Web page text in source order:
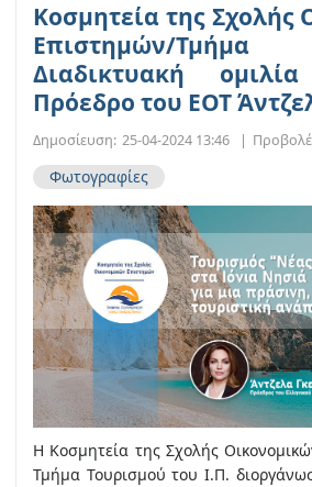
Κοσμητεία της Σχολής
Επιστημών/Τμήμα
Διαδικτυακή
Πρόεδρο του ΕΟΤ
Δημοσίευση: 25-04-2024 13:46 |
Φωτογραφίες
Η Κοσμητεία της Σχολής
Τμήμα Τουρισμού του Ι.Π.